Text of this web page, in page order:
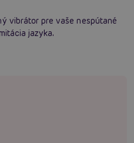
vibrátor pre vaše nespútané
jazyka.